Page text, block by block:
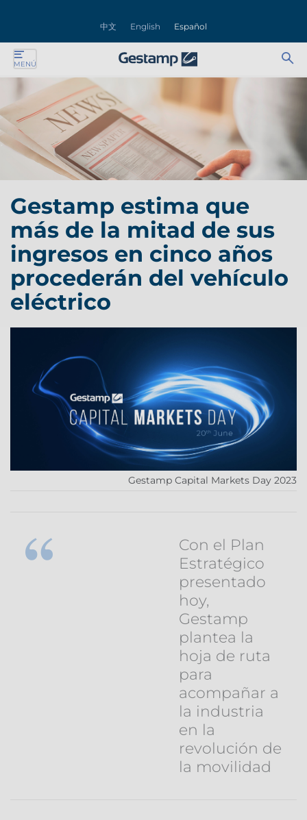
中文 English Español
MENÚ
Gestamp estima que
más de la mitad de sus
ingresos en cinco años
procederán del vehículo
eléctrico
Gestamp Capital Markets Day 2023
Con el Plan
Estratégico
presentado
hoy,
Gestamp
plantea la
hoja de ruta
para
acompañar a
la industria
en la
revolución de
la movilidad